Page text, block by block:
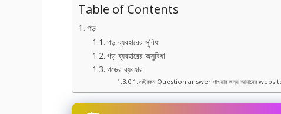
Table of Contents
গড়
গড় ব্যবহারের সুবিধা
গড় ব্যবহারের অসুবিধা
গড়ের ব্যবহার
এইরকম Question answer পাওয়ার জন্য আমাদের